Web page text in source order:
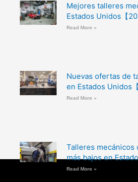
Mejores talleres
Estados Unidos【
Read More »
Nuevas ofertas de
en Estados Unidos
Read More »
Talleres mecánicos
más bajos en
Read More »